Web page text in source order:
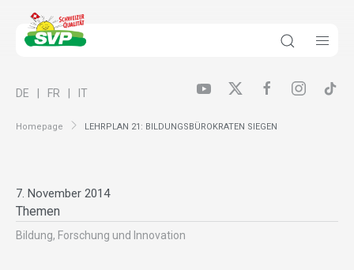
Homepage LEHRPLAN 21: BILDUNGSBÜROKRATEN SIEGEN
DE FR IT
7. November 2014
Themen
Bildung, Forschung und Innovation